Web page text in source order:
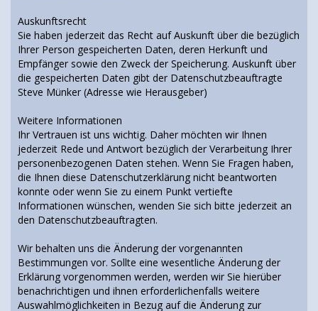
Auskunftsrecht
Sie haben jederzeit das Recht auf Auskunft über die bezüglich
Ihrer Person gespeicherten Daten, deren Herkunft und
Empfänger sowie den Zweck der Speicherung. Auskunft über
die gespeicherten Daten gibt der Datenschutzbeauftragte
Steve Münker (Adresse wie Herausgeber)
Weitere Informationen
Ihr Vertrauen ist uns wichtig. Daher möchten wir Ihnen
jederzeit Rede und Antwort bezüglich der Verarbeitung Ihrer
personenbezogenen Daten stehen. Wenn Sie Fragen haben,
die Ihnen diese Datenschutzerklärung nicht beantworten
konnte oder wenn Sie zu einem Punkt vertiefte
Informationen wünschen, wenden Sie sich bitte jederzeit an
den Datenschutzbeauftragten.
Wir behalten uns die Änderung der vorgenannten
Bestimmungen vor. Sollte eine wesentliche Änderung der
Erklärung vorgenommen werden, werden wir Sie hierüber
benachrichtigen und ihnen erforderlichenfalls weitere
Auswahlmöglichkeiten in Bezug auf die Änderung zur